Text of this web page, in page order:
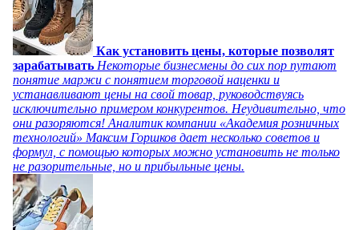
Как установить цены, которые позволят
зарабатывать Некоторые бизнесмены до сих пор путают
понятие маржи с понятием торговой наценки и
устанавливают цены на свой товар, руководствуясь
исключительно примером конкурентов. Неудивительно, что
они разоряются! Аналитик компании «Академия розничных
технологий» Максим Горшков дает несколько советов и
формул, с помощью которых можно установить не только
не разорительные, но и прибыльные цены.